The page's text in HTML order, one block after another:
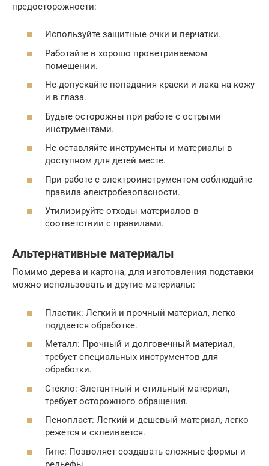
предосторожности:
Используйте защитные очки и перчатки.
Работайте в хорошо проветриваемом
помещении.
Не допускайте попадания краски и лака на кожу
и в глаза.
Будьте осторожны при работе с острыми
инструментами.
Не оставляйте инструменты и материалы в
доступном для детей месте.
При работе с электроинструментом соблюдайте
правила электробезопасности.
Утилизируйте отходы материалов в
соответствии с правилами.
Альтернативные материалы
Помимо дерева и картона, для изготовления подставки
можно использовать и другие материалы:
Пластик: Легкий и прочный материал, легко
поддается обработке.
Металл: Прочный и долговечный материал,
требует специальных инструментов для
обработки.
Стекло: Элегантный и стильный материал,
требует осторожного обращения.
Пенопласт: Легкий и дешевый материал, легко
режется и склеивается.
Гипс: Позволяет создавать сложные формы и